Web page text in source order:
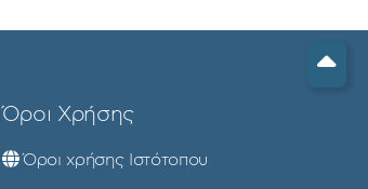
Όροι Χρήσης
Όροι χρήσης Ιστότοπου